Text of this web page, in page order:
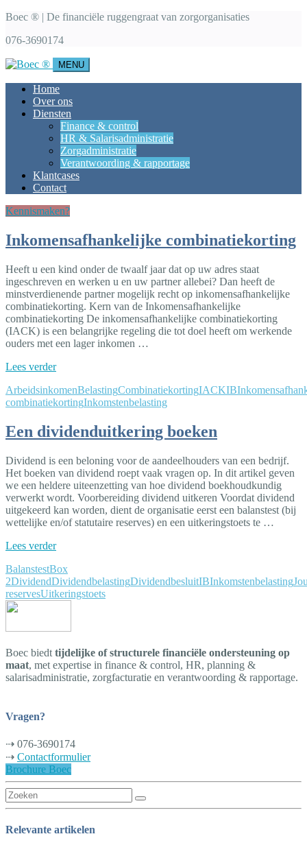
Boec ® | De financiële ruggengraat van zorgorganisaties
076-3690174
MENU
Home
Over ons
Diensten
Finance & control
HR & Salarisadministratie
Zorgadministratie
Verantwoording & rapportage
Klantcases
Contact
Kennismaken?
Inkomensafhankelijke combinatiekorting
Heeft u een kind onder de twaalf jaar dat op uw adres staat
ingeschreven en werken u en uw partner allebei? Dan heeft de
minstverdienende partner mogelijk recht op inkomensafhankelijke
combinatiekorting. Kern van de Inkomensafhankelijke
combinatiekorting De inkomensafhankelijke combinatiekorting
(IACK) is een belangrijke regeling die tot doel heeft om werkende
ouders met een lager inkomen …
Lees verder
ArbeidsinkomenBelastingCombinatiekortingIACKIB
combinatiekortingInkomstenbelasting
Een dividenduitkering boeken
Dividend is een beloning voor de aandeelhouders van een bedrijf.
Het boeken van dividend roept vaak vragen op. In dit artikel geven
we een heldere uiteenzetting van hoe dividend boekhoudkundig
verwerkt wordt. Voorbereiding dividend uitkeren Voordat dividend
uitgekeerd kan worden, dient de organisatie eerst een balanstest (bij
wettelijke en/of statutaire reserves) en een uitkeringstoets te …
Lees verder
BalanstestBox
2DividendDividendbelastingDividendbesluitIBInkomstenbelasting
reservesUitkeringstoets
Boec biedt tijdelijke of structurele financiële ondersteuning op
maat, met expertise in finance & control, HR, planning &
salarisadministratie, zorgfacturatie en verantwoording & rapportage.
Vragen?
⇢ 076-3690174
⇢ Contactformulier
Brochure Boec
Search
for:
Relevante artikelen